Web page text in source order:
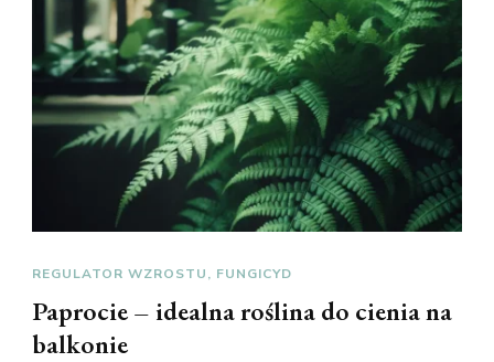
REGULATOR WZROSTU, FUNGICYD
Paprocie – idealna roślina do cienia na
balkonie